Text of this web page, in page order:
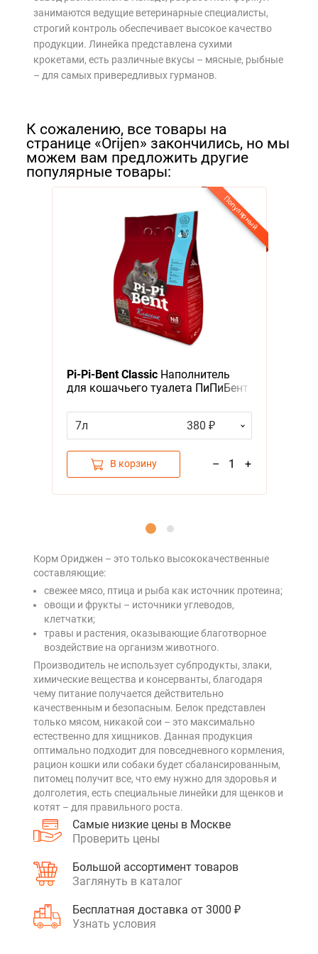
занимаются ведущие ветеринарные специалисты,
строгий контроль обеспечивает высокое качество
продукции. Линейка представлена сухими
крокетами, есть различные вкусы – мясные, рыбные
– для самых привередливых гурманов.
К сожалению, все товары на
странице «Orijen» закончились, но мы
можем вам предложить другие
популярные товары:
Pi-Pi-Bent ClassicНаполнитель
для кошачьего туалета ПиПиБент
7л
380 ₽
В корзину – 1 +
Популярный
Корм Ориджен – это только высококачественные
составляющие:
свежее мясо, птица и рыба как источник протеина;
овощи и фрукты – источники углеводов,
клетчатки;
травы и растения, оказывающие благотворное
воздействие на организм животного.
Производитель не использует субпродукты, злаки,
химические вещества и консерванты, благодаря
чему питание получается действительно
качественным и безопасным. Белок представлен
только мясом, никакой сои – это максимально
естественно для хищников. Данная продукция
оптимально подходит для повседневного кормления,
рацион кошки или собаки будет сбалансированным,
питомец получит все, что ему нужно для здоровья и
долголетия, есть специальные линейки для щенков и
котят – для правильного роста.
Самые низкие цены в Москве
Проверить цены
Большой ассортимент товаров
Заглянуть в каталог
Бесплатная доставка от 3000 ₽
Узнать условия
Фильтры